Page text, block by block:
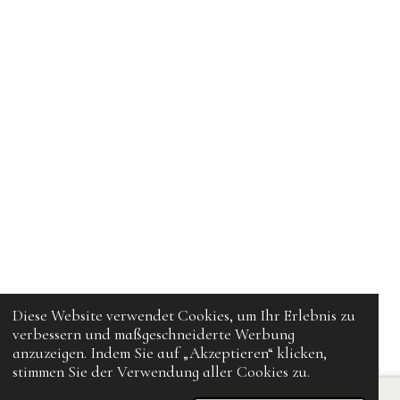
Diese Website verwendet Cookies, um Ihr Erlebnis zu
verbessern und maßgeschneiderte Werbung
anzuzeigen. Indem Sie auf „Akzeptieren“ klicken,
stimmen Sie der Verwendung aller Cookies zu.